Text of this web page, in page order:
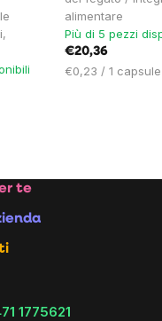
alimentare
Più di 5 pezzi
€20,36
Prezzo
€0,23 / 1 capsule
te
1775621